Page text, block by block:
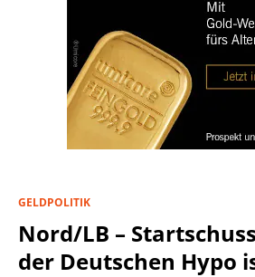
GELDPOLITIK
Nord/LB –
der Deutschen Hypo